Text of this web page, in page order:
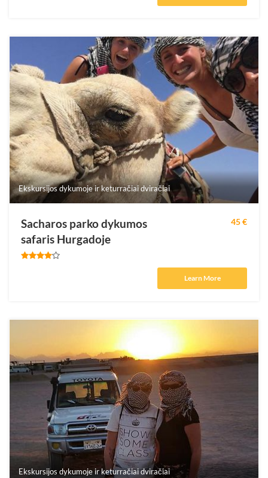
Ekskursijos dykumoje ir keturračiai dviračiai
Sacharos parko dykumos
safaris Hurgadoje
45 €
Learn More
Ekskursijos dykumoje ir keturračiai dviračiai